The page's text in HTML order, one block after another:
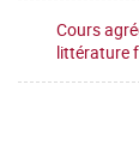
Cours
littérature